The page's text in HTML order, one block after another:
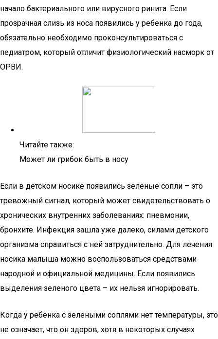
начало бактериального или вирусного ринита. Если
прозрачная слизь из носа появились у ребенка до года,
обязательно необходимо проконсультироваться с
педиатром, который отличит физиологический насморк от
ОРВИ.
Читайте также:
Может ли грибок быть в носу
Если в детском носике появились зеленые сопли – это
тревожный сигнал, который может свидетельствовать о
хронических внутренних заболеваниях: пневмонии,
бронхите. Инфекция зашла уже далеко, силами детского
организма справиться с ней затруднительно. Для лечения
носика малыша можно воспользоваться средствами
народной и официальной медицины. Если появились
выделения зеленого цвета – их нельзя игнорировать.
Когда у ребенка с зелеными соплями нет температуры, это
не означает, что он здоров, хотя в некоторых случаях